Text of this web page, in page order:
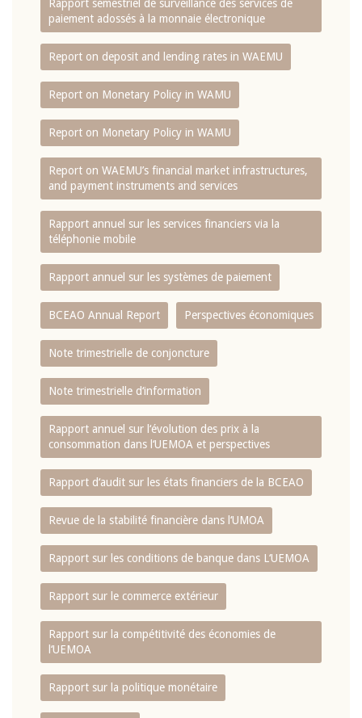
Rapport semestriel de surveillance des services de
paiement adossés à la monnaie électronique
Report on deposit and lending rates in WAEMU
Report on Monetary Policy in WAMU
Report on Monetary Policy in WAMU
Report on WAEMU’s financial market infrastructures,
and payment instruments and services
Rapport annuel sur les services financiers via la
téléphonie mobile
Rapport annuel sur les systèmes de paiement
BCEAO Annual Report Perspectives économiques
Note trimestrielle de conjoncture
Note trimestrielle d‘information
Rapport annuel sur l‘évolution des prix à la
consommation dans l‘UEMOA et perspectives
Rapport d‘audit sur les états financiers de la BCEAO
Revue de la stabilité financière dans l‘UMOA
Rapport sur les conditions de banque dans L‘UEMOA
Rapport sur le commerce extérieur
Rapport sur la compétitivité des économies de
l‘UEMOA
Rapport sur la politique monétaire